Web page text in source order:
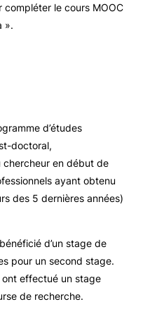
compléter le cours MOOC
».
d’études
doctoral,
chercheur en début de
ayant obtenu
des 5 dernières années)
d’un stage de
pour un second stage.
effectué un stage
de recherche.